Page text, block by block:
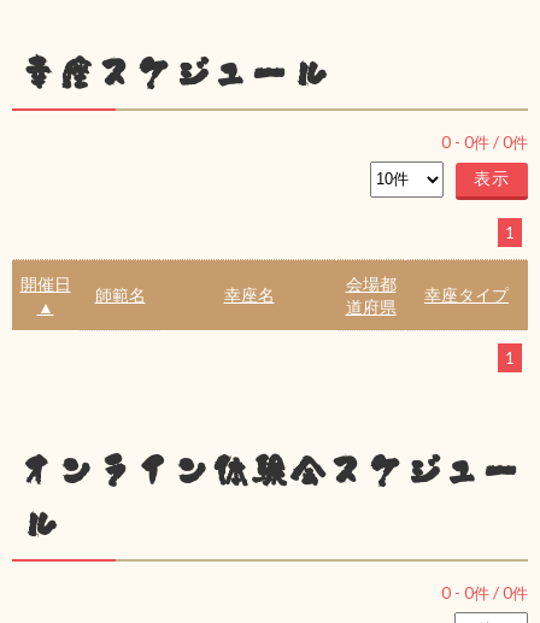
幸座スケジュール
0 - 0件 /0件
1
開催日
▲
師範名 幸座名
会場都
道府県
幸座タイプ
1
オンライン体験会スケジュー
ル
0 - 0件 /0件